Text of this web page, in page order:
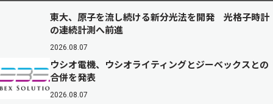
東大、原子を流し続ける新分光法を開発 光格子時計
の連続計測へ前進
2026.08.07
ウシオ電機、ウシオライティングとジーベックスとの
合併を発表
2026.08.07